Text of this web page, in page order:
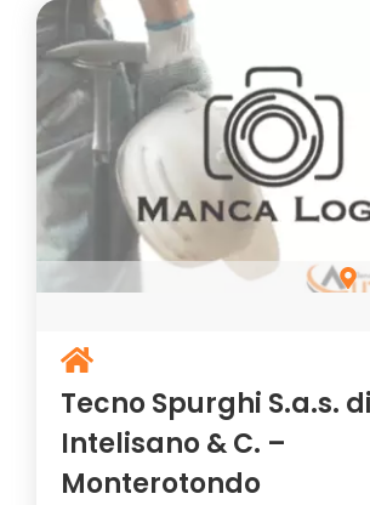
Tecno Spurghi S.a.s.
Intelisano & C. –
Monterotondo